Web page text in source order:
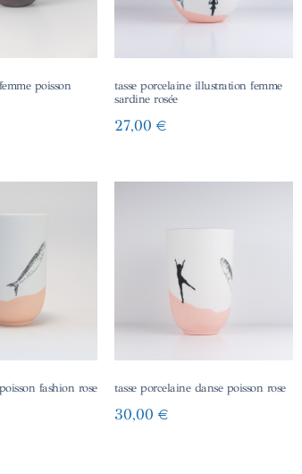
poisson
tasse porcelaine illustration femme
sardine rosée
27,00 €
fashion rose tasse porcelaine danse poisson rose
30,00 €